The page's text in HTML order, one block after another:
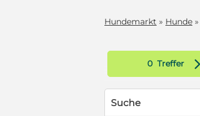
Hundemarkt » Hunde
0 Treffer d
Suche